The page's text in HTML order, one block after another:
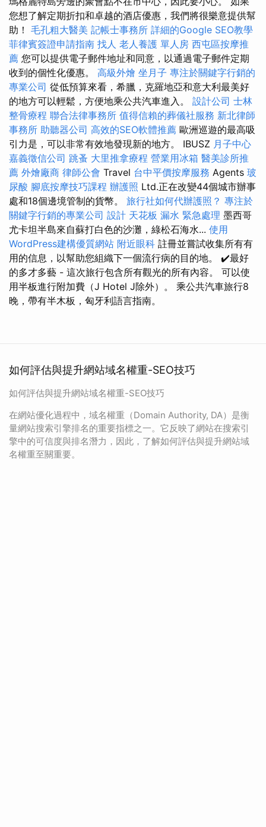
您想了解定期折扣和卓越的酒店優惠，我們將很樂意提供幫
助！ 毛孔粗大醫美 記帳士事務所 詳細的Google SEO教學
菲律賓簽證申請指南 找人 老人養護 單人房 西屯區按摩推
薦 您可以提供電子郵件地址和同意，以通過電子郵件定期
收到的個性化優惠。 高級外燴 坐月子 專注於關鍵字行銷的
專業公司 從低預算來看，希臘，克羅地亞和意大利最美好
的地方可以輕鬆，方便地乘公共汽車進入。 設計公司 士林
整骨療程 聯合法律事務所 值得信賴的葬儀社服務 新北律師
事務所 助聽器公司 高效的SEO軟體推薦 歐洲巡遊的最高吸
引力是，可以非常有效地發現新的地方。 IBUSZ 月子中心
嘉義徵信公司 跳蚤 大里推拿療程 營業用冰箱 醫美診所推
薦 外燴廠商 律師公會 Travel 台中平價按摩服務 Agents 玻
尿酸 腳底按摩技巧課程 辦護照 Ltd.正在改變44個城市辦事
處和18個邊境管制的貨幣。 旅行社如何代辦護照？ 專注於
關鍵字行銷的專業公司 設計 天花板 漏水 緊急處理 墨西哥
尤卡坦半島來自蘇打白色的沙灘，綠松石海水... 使用
WordPress建構優質網站 附近眼科 註冊並嘗試收集所有有
用的信息，以幫助您組織下一個流行病的目的地。 ✔️最好
的多才多藝 - 這次旅行包含所有觀光的所有內容。 可以使
用半板進行附加費（J Hotel J除外）。 乘公共汽車旅行8
晚，帶有半木板，匈牙利語言指南。
如何評估與提升網站域名權重-SEO技巧
如何評估與提升網站域名權重-SEO技巧
在網站優化過程中，域名權重（Domain Authority, DA）是衡
量網站搜索引擎排名的重要指標之一。它反映了網站在搜索引
擎中的可信度與排名潛力，因此，了解如何評估與提升網站域
名權重至關重要。